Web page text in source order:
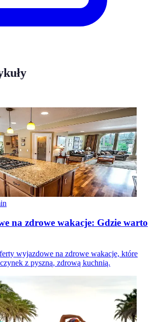
na zdrowe wakacje: Gdzie warto
wyjazdowe na zdrowe wakacje, które
z pyszną, zdrową kuchnią.